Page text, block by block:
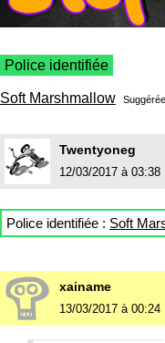
Police identifiée
Soft Marshmallow
Twentyoneg
12/03/2017 à 03:38
Police identifiée : Soft
xainame
13/03/2017 à 00:24